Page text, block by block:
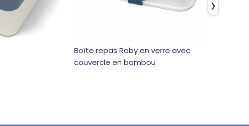
Boîte repas Roby en verre avec
couvercle en bambou
❯